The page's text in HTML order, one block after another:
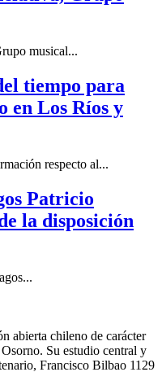
musical...
tiempo para
en Los Ríos y
respecto al...
Patricio
la disposición
abierta chileno de carácter
Su estudio central y
Francisco Bilbao 1129